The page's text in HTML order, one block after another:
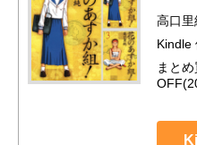
高口里
Kindle
まとめ